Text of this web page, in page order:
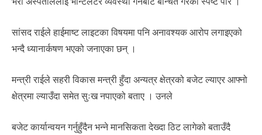
सांसद राईले हाईमाष्ट लाइटका विषयमा पनि अनावश्यक आरोप लगाइएको
भन्दै ध्यानार्कषण भएको जनाएका छन् ।
मन्त्री राईले सहरी विकास मन्त्री हुँदा अन्यत्र क्षेत्रको बजेट ल्याएर आफ्नो
क्षेत्रमा ल्याउँदा समेत सुःख नपाएको बताए । उनले
बजेट कार्यान्वयन गर्नुहुँदैन भन्ने मानसिकता देख्दा ठिट लागेको बताउँदै